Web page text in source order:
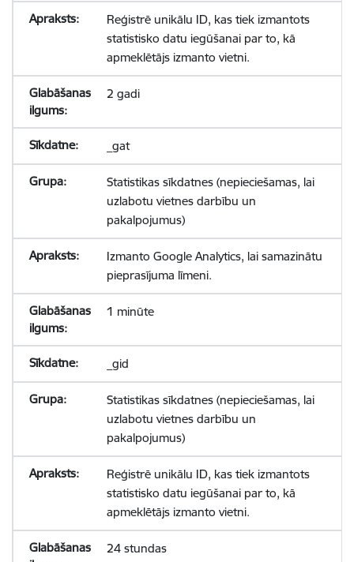
Reģistrē unikālu ID, kas tiek izmantots
statistisko datu iegūšanai par to, kā
apmeklētājs izmanto vietni.
2 gadi
_gat
Statistikas sīkdatnes (nepieciešamas, lai
uzlabotu vietnes darbību un
pakalpojumus)
Izmanto Google Analytics, lai samazinātu
pieprasījuma līmeni.
1 minūte
_gid
Statistikas sīkdatnes (nepieciešamas, lai
uzlabotu vietnes darbību un
pakalpojumus)
Reģistrē unikālu ID, kas tiek izmantots
statistisko datu iegūšanai par to, kā
apmeklētājs izmanto vietni.
24 stundas